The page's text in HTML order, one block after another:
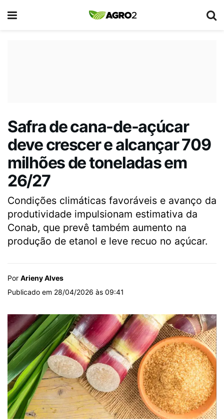
Safra de cana-de-açúcar
deve crescer e alcançar 709
milhões de toneladas em
26/27
Condições climáticas favoráveis e avanço da
produtividade impulsionam estimativa da
Conab, que prevê também aumento na
produção de etanol e leve recuo no açúcar.
Por Arieny Alves
Publicado em 28/04/2026 às 09:41